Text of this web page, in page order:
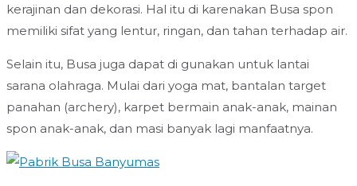
kerajinan dan dekorasi. Hal itu di karenakan Busa spon
memiliki sifat yang lentur, ringan, dan tahan terhadap air.
Selain itu, Busa juga dapat di gunakan untuk lantai
sarana olahraga. Mulai dari yoga mat, bantalan target
panahan (archery), karpet bermain anak-anak, mainan
spon anak-anak, dan masi banyak lagi manfaatnya.